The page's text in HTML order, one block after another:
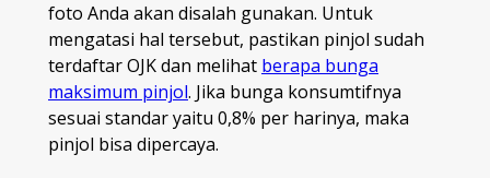
foto Anda akan disalah gunakan. Untuk
mengatasi hal tersebut, pastikan pinjol sudah
terdaftar OJK dan melihat berapa bunga
maksimum pinjol. Jika bunga konsumtifnya
sesuai standar yaitu 0,8% per harinya, maka
pinjol bisa dipercaya.